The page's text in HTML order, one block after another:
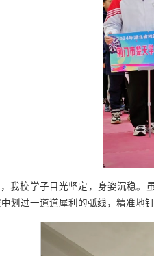
我校学子目光坚定，身姿沉稳。
划过一道道犀利的弧线，精准地